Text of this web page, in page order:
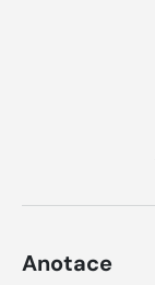
Anotace